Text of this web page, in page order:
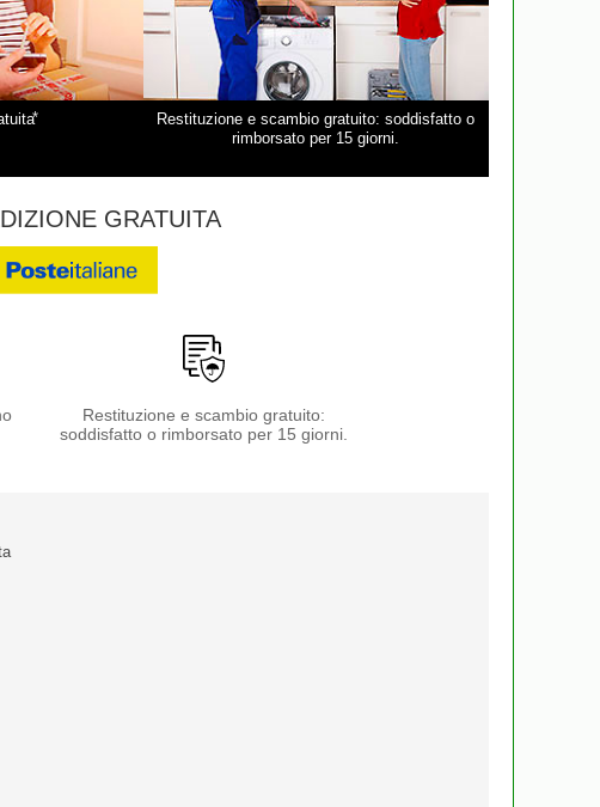
*
Restituzione e scambio gratuito: soddisfatto o
rimborsato per 15 giorni.
GRATUITA
Restituzione e scambio gratuito:
soddisfatto o rimborsato per 15 giorni.